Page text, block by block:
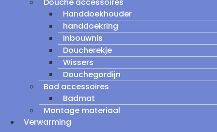
Handdoekhouder
handdoekring
Inbouwnis
Doucherekje
Wissers
Douchegordijn
Bad accessoires
Badmat
Montage materiaal
Verwarming